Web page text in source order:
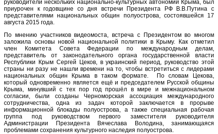
руководители нескольких национально-культурных автономий Крыма, был
приурочен к годовщине со дня встречи Президента РФ В.В.Путина с
представителями национальных общин полуострова, состоявшейся 17
августа 2015 года.
По мнению участников видеомоста, встреча с Президентом во многом
заложила основы новой национальной политики в Крыму. Как отметил
член Комитета Совета Федерации по международным делам,
представитель от законодательного органа государственной власти
Республики Крым Сергей Цеков, в украинский период, руководство этой
страны ни разу не нашли времени на то, чтобы встретиться с лидерами
национальных общин Крыма в таком формате. По словам Цекова,
который одновременно является ещё и председателем Русской общины
Крыма, минувший с тех пор год прошёл в мире и межнациональном
согласии, были созданы Черноморская ассоциация международного
сотрудничества, одна из задач которой заключается в прорыве
информационной блокады полуострова, а также специальная рабочая
группа под руководством первого заместителя руководителя
Администрации Президента Вячеслава Володина, занимающаяся
проблемами сохранения культурного наследия полуострова.